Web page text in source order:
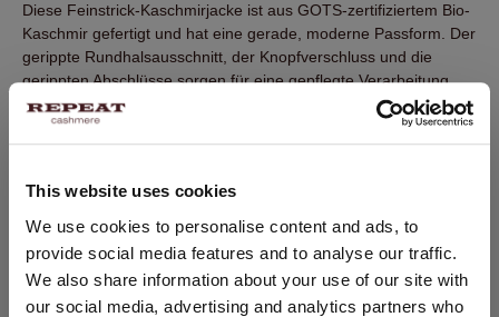
This website uses cookies
We use cookies to personalise content and ads, to
provide social media features and to analyse our traffic.
We also share information about your use of our site with
our social media, advertising and analytics partners who
Diese Feinstrick-Kaschmirjacke ist aus GOTS-zertifiziertem Bio-
Kaschmir gefertigt und hat eine gerade, moderne Passform. Der
gerippte Rundhalsausschnitt, der Knopfverschluss und die
gerippten Abschlüsse sorgen für eine gepflegte Verarbeitung.
Eine elegante REPEAT Strickjacke, die sich vielseitig kombinieren
lässt.
100 % GOTS-zertifizierter Bio-Kaschmir
Gerippter Rundhalsausschnitt
Lange Ärmel mit Rippabschlüssen
Gerippter Saum
STANDORT ÄNDERN
Sie besuchen Repeat cashmere von Niederlande (€) aus.
Möchten Sie Ihre Standort aktualisieren?